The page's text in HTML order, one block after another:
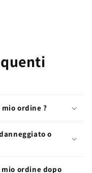
ordine ?
o
ordine dopo